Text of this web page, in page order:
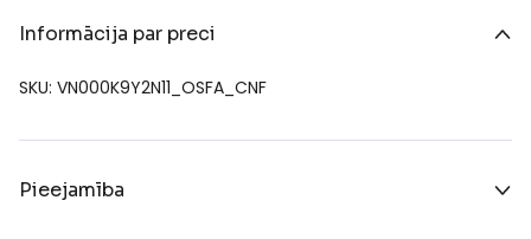
Informācija par preci
SKU: VN000K9Y2N11_OSFA_CNF
Pieejamība